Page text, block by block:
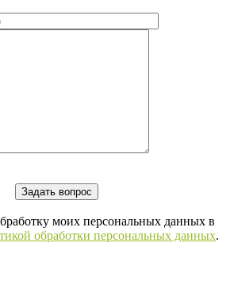
моих персональных данных в
обработки персональных данных.